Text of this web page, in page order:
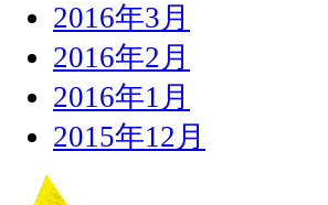
2016年3月
2016年2月
2016年1月
2015年12月